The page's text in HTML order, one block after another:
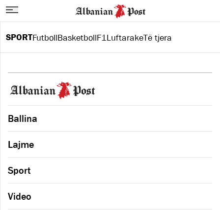
SPORTFutbollBasketbollF1 LuftarakeTë tjera
Ballina
Lajme
Sport
Video